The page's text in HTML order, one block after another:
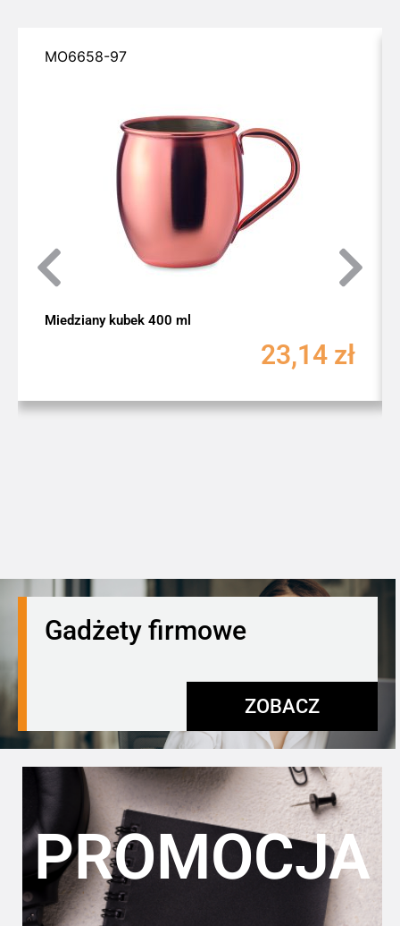
MO6658-97
Miedziany kubek 400 ml
23,14 zł
Gadżety firmowe
ZOBACZ
PROMOCJA